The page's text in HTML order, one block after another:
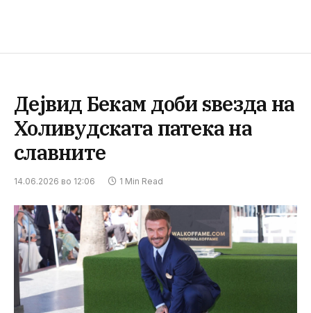
Дејвид Бекам доби ѕвезда на
Холивудската патека на
славните
14.06.2026 во 12:06 1 Min Read